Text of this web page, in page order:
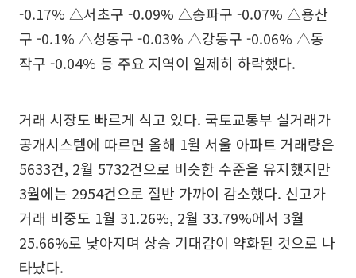
-0.17% △서초구 -0.09% △송파구 -0.07% △용산
구 -0.1% △성동구 -0.03% △강동구 -0.06% △동
작구 -0.04% 등 주요 지역이 일제히 하락했다.
거래 시장도 빠르게 식고 있다. 국토교통부 실거래가
공개시스템에 따르면 올해 1월 서울 아파트 거래량은
5633건, 2월 5732건으로 비슷한 수준을 유지했지만
3월에는 2954건으로 절반 가까이 감소했다. 신고가
거래 비중도 1월 31.26%, 2월 33.79%에서 3월
25.66%로 낮아지며 상승 기대감이 약화된 것으로 나
타났다.